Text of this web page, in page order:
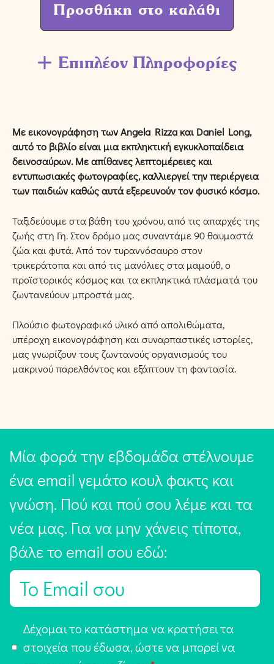
Προσθήκη στο καλάθι
Επιπλέον Πληροφορίες
Με εικονογράφηση των Angela Rizza και Daniel Long,
αυτό το βιβλίο είναι μια εκπληκτική εγκυκλοπαίδεια
δεινοσαύρων. Με απίθανες λεπτομέρειες και
εντυπωσιακές φωτογραφίες, καλλιεργεί την περιέργεια
των παιδιών καθώς αυτά εξερευνούν τον φυσικό κόσμο.
Ταξιδεύουμε στα βάθη του χρόνου, από τις απαρχές της
ζωής στη Γη. Στον δρόμο μας συναντάμε 90 θαυμαστά
ζώα και φυτά. Από τον τυραννόσαυρο στον
τρικεράτοπα και από τις μανόλιες στα μαμούθ, o
προϊστορικός κόσμος και τα εκπληκτικά πλάσματά του
ζωντανεύουν μπροστά μας.
Πλούσιο φωτογραφικό υλικό από απολιθώματα,
υπέροχη εικονογράφηση και συναρπαστικές ιστορίες,
μας γνωρίζουν τους ζωντανούς οργανισμούς του
μακρινού παρελθόντος και εξάπτουν τη φαντασία.
Μία φορά την εβδομάδα στέλνουμε
ένα email γεμάτο κουλ φακτς και
γνώση. Πού και πού σου λέμε και τα
νέα μας. Για να μην χάνεις τίποτα,
βάλε το email σου εδώ:
E
π
Δέχομαι το κατάστημα να κρατήσει τα
στοιχεία που έδωσα, ώστε να μπορεί να